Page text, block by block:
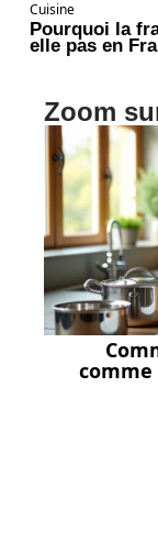
Cuisine
Pourquoi la
elle pas en
Zoom
comme